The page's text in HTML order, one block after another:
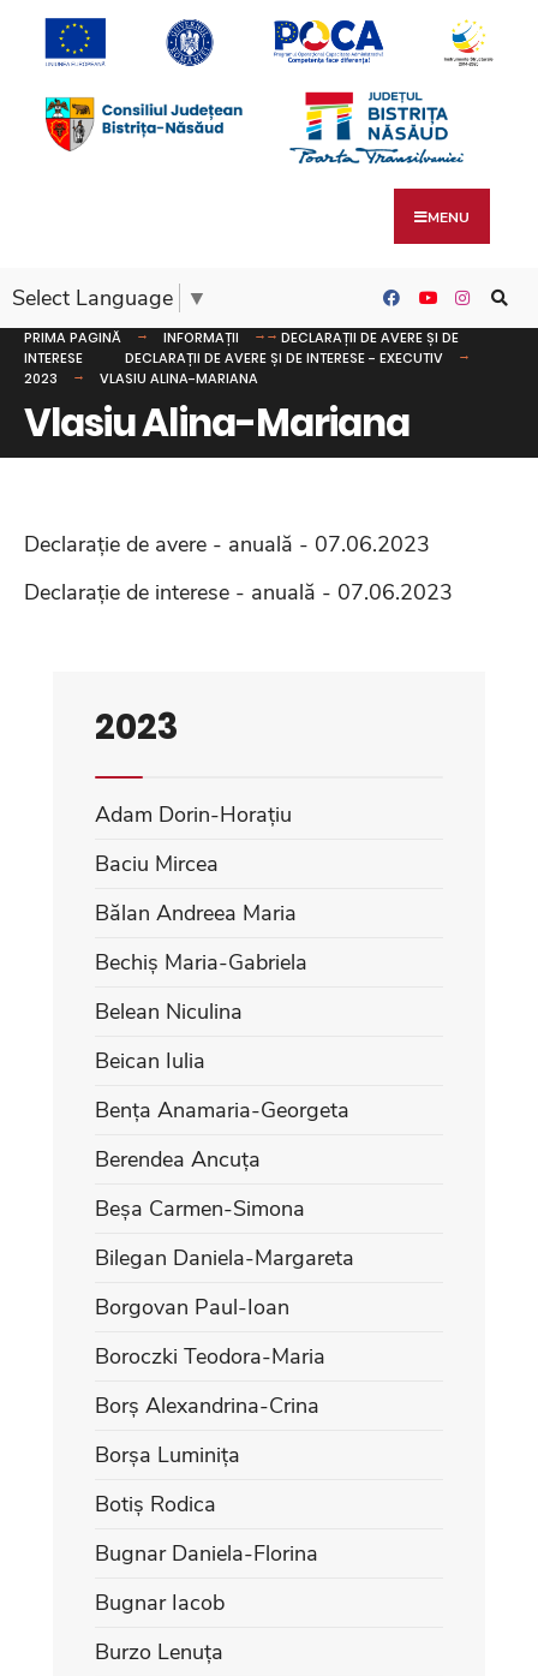
MENU
Select Language ▼
PRIMA PAGINĂ INFORMAȚII
DECLARAȚII DE AVERE ȘI DE
INTERESE
DECLARAȚII DE AVERE ȘI DE INTERESE - EXECUTIV
2023
VLASIU ALINA-MARIANA
Vlasiu Alina-Mariana
Declarație de avere - anuală - 07.06.2023
Declarație de interese - anuală - 07.06.2023
2023
Adam Dorin-Horațiu
Baciu Mircea
Bălan Andreea Maria
Bechiș Maria-Gabriela
Belean Niculina
Beican Iulia
Bența Anamaria-Georgeta
Berendea Ancuța
Beșa Carmen-Simona
Bilegan Daniela-Margareta
Borgovan Paul-Ioan
Boroczki Teodora-Maria
Borș Alexandrina-Crina
Borșa Luminița
Botiș Rodica
Bugnar Daniela-Florina
Bugnar Iacob
Burzo Lenuța